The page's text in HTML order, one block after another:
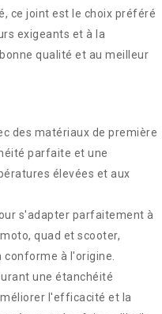
ce joint est le choix préféré
exigeants et à la
qualité et au meilleur
des matériaux de première
parfaite et une
élevées et aux
s'adapter parfaitement à
quad et scooter,
à l'origine.
une étanchéité
l'efficacité et la